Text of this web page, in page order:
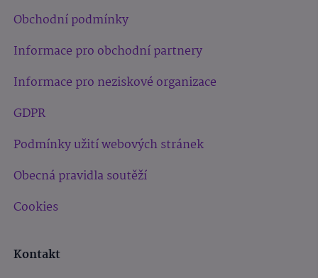
Obchodní podmínky
Informace pro obchodní partnery
Informace pro neziskové organizace
GDPR
Podmínky užití webových stránek
Obecná pravidla soutěží
Cookies
Kontakt